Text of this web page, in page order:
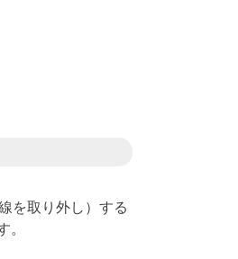
を取り外し）する
。